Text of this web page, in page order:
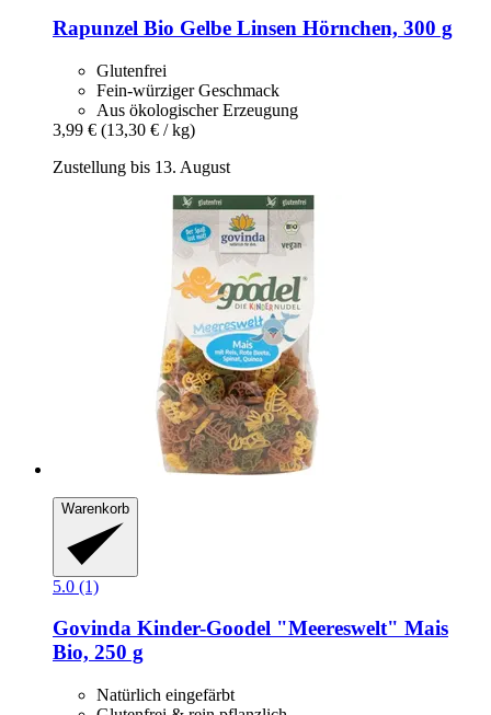
Rapunzel Bio Gelbe Linsen Hörnchen, 300 g
Glutenfrei
Fein-würziger Geschmack
Aus ökologischer Erzeugung
3,99 € (13,30 € / kg)
Zustellung bis 13. August
Warenkorb
5.0 (1)
Govinda Kinder-​Goodel "Meereswelt" Mais
Bio, 250 g
Natürlich eingefärbt